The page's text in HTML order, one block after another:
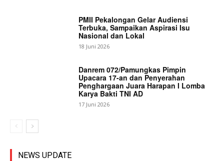
PMII Pekalongan Gelar Audiensi
Terbuka, Sampaikan Aspirasi Isu
Nasional dan Lokal
18 Juni 2026
Danrem 072/Pamungkas Pimpin
Upacara 17-an dan Penyerahan
Penghargaan Juara Harapan I Lomba
Karya Bakti TNI AD
17 Juni 2026
NEWS UPDATE